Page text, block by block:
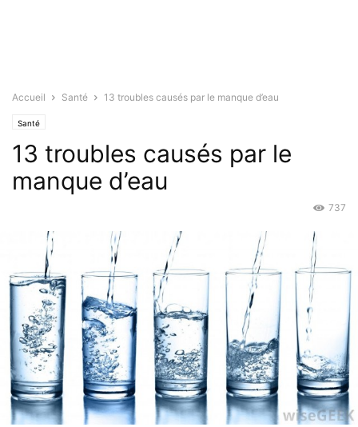
Accueil Santé 13 troubles causés par le manque d’eau
Santé
13 troubles causés par le
manque d’eau
737